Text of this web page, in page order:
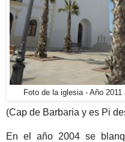
Foto de la iglesia - Año 2011
(Cap de Barbaria y es Pi
En el año 2004 se